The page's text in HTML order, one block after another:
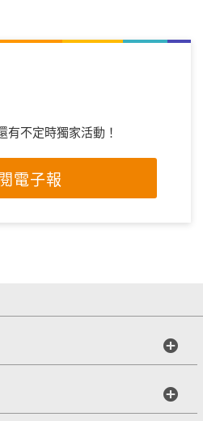
有不定時獨家活動！
電子報